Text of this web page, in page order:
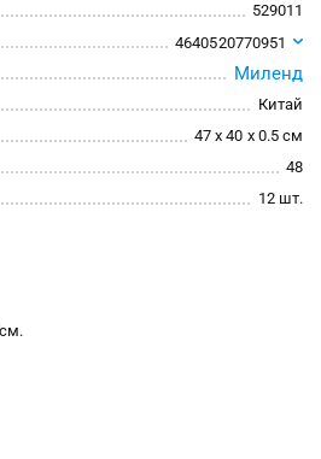
529011
4640520770951
Миленд
Китай
47 x 40 x 0.5 см
48
12 шт.